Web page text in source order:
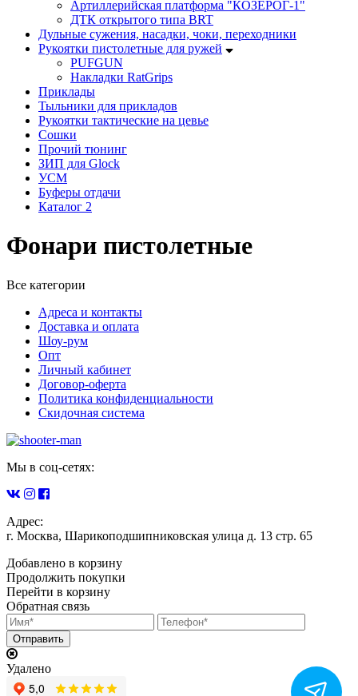
Артиллерийская платформа "КОЗЕРОГ-1"
ДТК открытого типа BRT
Дульные сужения, насадки, чоки, переходники
Рукоятки пистолетные для ружей
PUFGUN
Накладки RatGrips
Приклады
Тыльники для прикладов
Рукоятки тактические на цевье
Сошки
Прочий тюнинг
ЗИП для Glock
УСМ
Буферы отдачи
Каталог 2
Фонари пистолетные
Все категории
Адреса и контакты
Доставка и оплата
Шоу-рум
Опт
Личный кабинет
Договор-оферта
Политика конфиденциальности
Скидочная система
Мы в соц-сетях:
Адрес:
г. Москва, Шарикоподшипниковская улица д. 13 стр. 65
Добавлено в корзину
Продолжить покупки
Перейти в корзину
Обратная связь
Удалено